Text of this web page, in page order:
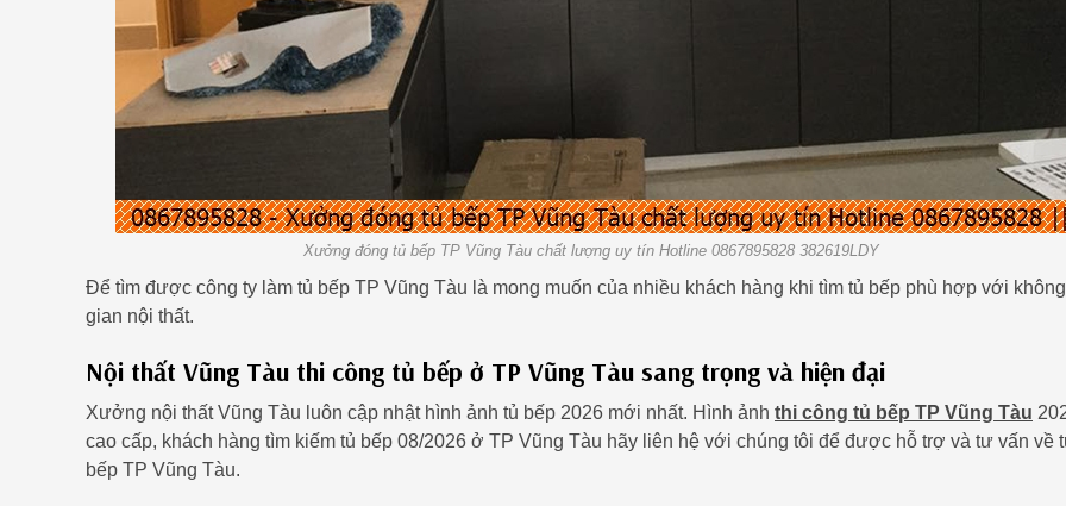
Xưởng đóng tủ bếp TP Vũng Tàu chất lượng uy tín Hotline 0867895828 382619LDY
Để tìm được công ty làm tủ bếp TP Vũng Tàu là mong muốn của nhiều khách hàng khi tìm tủ bếp phù hợp với không
gian nội thất.
Nội thất Vũng Tàu thi công tủ bếp ở TP Vũng Tàu sang trọng và hiện đại
Xưởng nội thất Vũng Tàu luôn cập nhật hình ảnh tủ bếp 2026 mới nhất. Hình ảnh thi công tủ bếp TP Vũng Tàu
cao cấp, khách hàng tìm kiếm tủ bếp 08/2026 ở TP Vũng Tàu hãy liên hệ với chúng tôi để được hỗ trợ và tư vấn về
bếp TP Vũng Tàu.